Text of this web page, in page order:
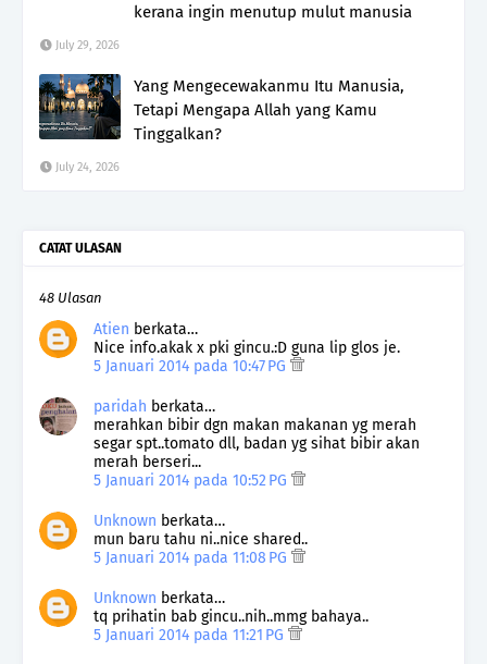
kerana ingin menutup mulut manusia
July 29, 2026
Yang Mengecewakanmu Itu Manusia,
Tetapi Mengapa Allah yang Kamu
Tinggalkan?
July 24, 2026
CATAT ULASAN
48 Ulasan
Atien berkata…
Nice info.akak x pki gincu.:D guna lip glos je.
5 Januari 2014 pada 10:47 PG
paridah berkata…
merahkan bibir dgn makan makanan yg merah
segar spt..tomato dll, badan yg sihat bibir akan
merah berseri...
5 Januari 2014 pada 10:52 PG
Unknown berkata…
mun baru tahu ni..nice shared..
5 Januari 2014 pada 11:08 PG
Unknown berkata…
tq prihatin bab gincu..nih..mmg bahaya..
5 Januari 2014 pada 11:21 PG